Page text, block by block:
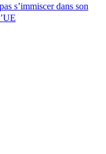
s’immiscer dans son